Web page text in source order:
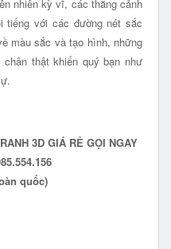
nhiên kỳ vĩ, các thắng cảnh
tiếng với các đường nét sắc
màu sắc và tạo hình, những
thật khiến quý bạn như
3D GIÁ RẺ GỌI NGAY
quốc)